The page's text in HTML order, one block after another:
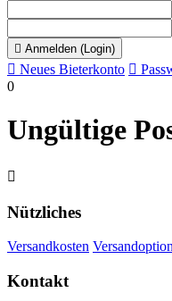
 Anmelden (Login)
 Neues Bieterkonto 
0
Ungültige

Nützliches
Versandkosten
Kontakt